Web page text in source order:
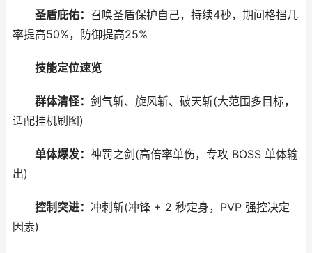
圣盾庇佑： 召唤圣盾保护自己，持续4秒，期间格挡几
率提高50%，防御提高25%
技能定位速览
群体清怪： 剑气斩、旋风斩、破天斩(大范围多目标，
适配挂机刷图)
单体爆发： 神罚之剑(高倍率单伤，专攻 BOSS 单体输
出)
控制突进： 冲刺斩(冲锋 + 2 秒定身，PVP 强控决定
因素)